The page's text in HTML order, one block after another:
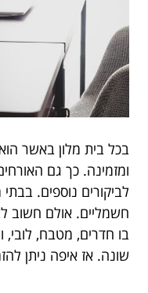
בכל בית מלון באשר
ומזמינה. כך גם
לביקורים נוספים.
חשמליים. אולם חשוב
בו חדרים, מטבח, לובי,
שונה. אז איפה ניתן